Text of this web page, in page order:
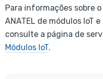
Para informações sobre
ANATEL de módulos IoT
consulte a página de
Módulos IoT.